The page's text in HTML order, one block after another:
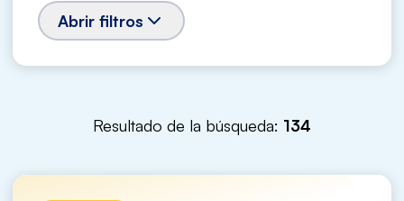
Abrir filtros
Resultado de la búsqueda: 134